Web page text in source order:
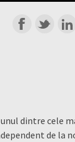
dintre cele
de la